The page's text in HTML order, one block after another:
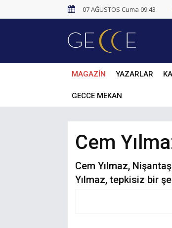
07 AĞUSTOS Cuma 09:43
MAGAZİN YAZARLAR
GECCE MEKAN
Cem
Cem Yılmaz,
Yılmaz, tepkisiz bir